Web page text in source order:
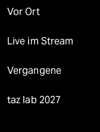
Vor Ort
Live im Stream
Vergangene
taz lab 2027